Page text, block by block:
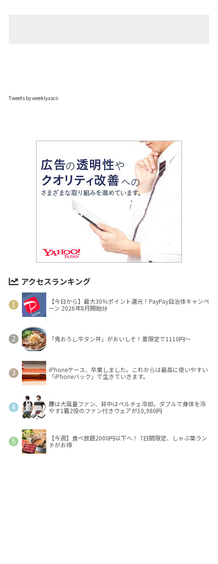
Tweets by weeklyascii
アクセスランキング
【今日から】最大30％ポイント還元！PayPay自治体キャンペ
ーン 2026年8月開始分
「鬼おろし牛タン丼」がおいしそ！夏限定で1110円～
iPhoneケース、卒業しました。これからは最高に使いやすい
「iPhoneバック」で生きていきます。
腰は大風量ファン、背中はペルチェ冷却。ダブルで身体を冷
やす1着2役のファン付きウェアが10,980円
【今週】食べ放題2000円以下へ！ 7日間限定、しゃぶ葉ラン
チがお得